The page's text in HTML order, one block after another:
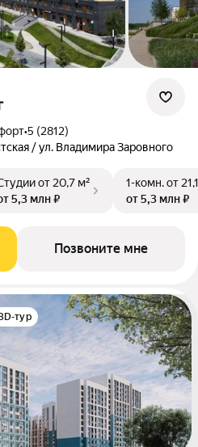
•5 (2812)
/ ул. Владимира Заровного
от 20,7 м²
5,3 млн ₽
1-комн.от
от 5,3 млн ₽
Позвоните мне
тур